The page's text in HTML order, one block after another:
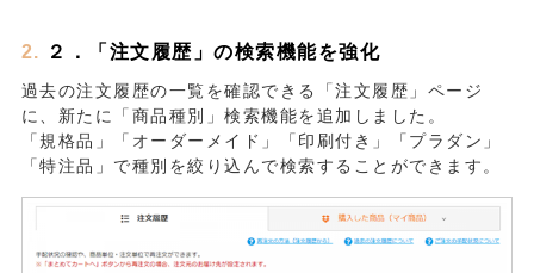
２．「注文履歴」の検索機能を強化
過去の注文履歴の一覧を確認できる「注文履歴」ページ
に、新たに「商品種別」検索機能を追加しました。
「規格品」「オーダーメイド」「印刷付き」「プラダン」
「特注品」で種別を絞り込んで検索することができます。